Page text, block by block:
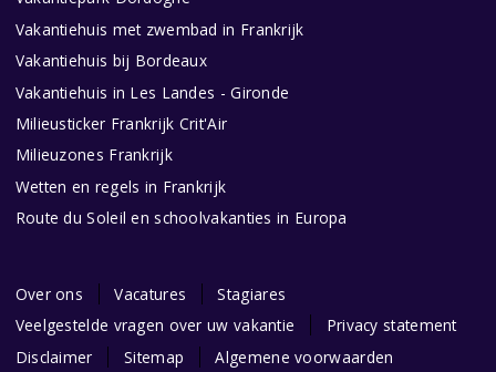
Vakantiehuis met zwembad in Frankrijk
Vakantiehuis bij Bordeaux
Vakantiehuis in Les Landes - Gironde
Milieusticker Frankrijk Crit'Air
Milieuzones Frankrijk
Wetten en regels in Frankrijk
Route du Soleil en schoolvakanties in Europa
Over ons Vacatures
Stagiares
Veelgestelde vragen over uw vakantie
Privacy statement
Disclaimer
Sitemap Algemene voorwaarden